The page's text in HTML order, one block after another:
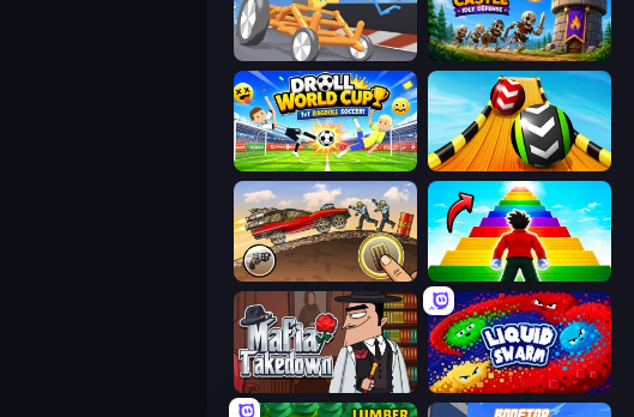
Draw Crash Race Mage Castle Idle Defense
Droll World Cup Sky Balls 3D
Earn to Die: Zombie Ride Obby Highest Jump Ever
Mafia Takedown Liquid Swarm